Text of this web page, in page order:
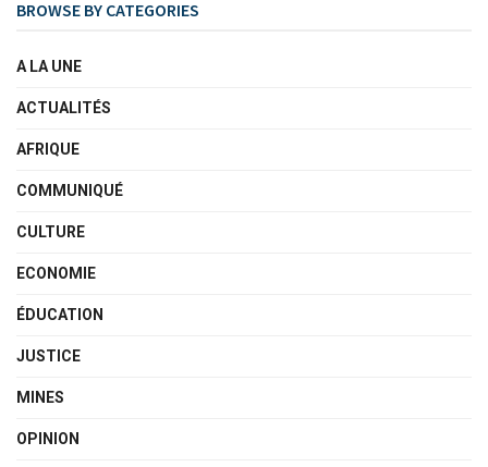
BROWSE BY CATEGORIES
A LA UNE
ACTUALITÉS
AFRIQUE
COMMUNIQUÉ
CULTURE
ECONOMIE
ÉDUCATION
JUSTICE
MINES
OPINION